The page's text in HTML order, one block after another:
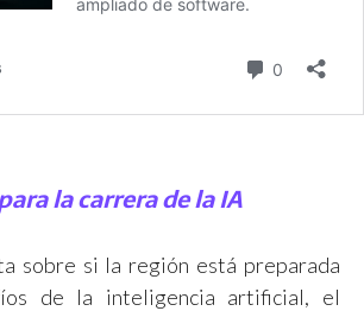
la carrera de la IA
sobre si la región está preparada
de la inteligencia artificial, el